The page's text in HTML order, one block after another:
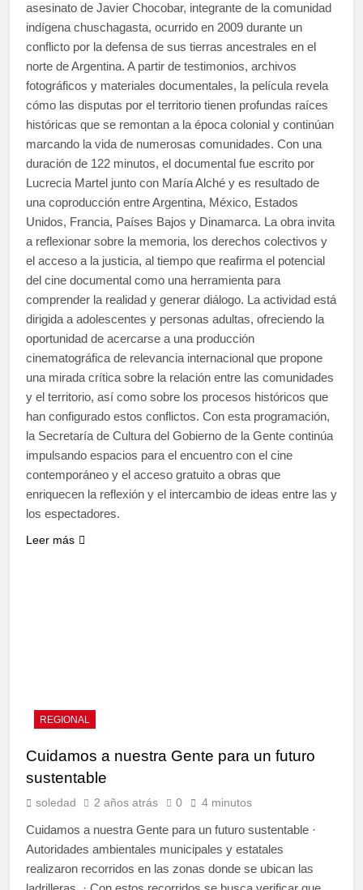
asesinato de Javier Chocobar, integrante de la comunidad
indígena chuschagasta, ocurrido en 2009 durante un
conflicto por la defensa de sus tierras ancestrales en el
norte de Argentina. A partir de testimonios, archivos
fotográficos y materiales documentales, la película revela
cómo las disputas por el territorio tienen profundas raíces
históricas que se remontan a la época colonial y continúan
marcando la vida de numerosas comunidades. Con una
duración de 122 minutos, el documental fue escrito por
Lucrecia Martel junto con María Alché y es resultado de
una coproducción entre Argentina, México, Estados
Unidos, Francia, Países Bajos y Dinamarca. La obra invita
a reflexionar sobre la memoria, los derechos colectivos y
el acceso a la justicia, al tiempo que reafirma el potencial
del cine documental como una herramienta para
comprender la realidad y generar diálogo. La actividad está
dirigida a adolescentes y personas adultas, ofreciendo la
oportunidad de acercarse a una producción
cinematográfica de relevancia internacional que propone
una mirada crítica sobre la relación entre las comunidades
y el territorio, así como sobre los procesos históricos que
han configurado estos conflictos. Con esta programación,
la Secretaría de Cultura del Gobierno de la Gente continúa
impulsando espacios para el encuentro con el cine
contemporáneo y el acceso gratuito a obras que
enriquecen la reflexión y el intercambio de ideas entre las y
los espectadores.
Leer más
REGIONAL
Cuidamos a nuestra Gente para un futuro
sustentable
soledad 2 años atrás 0 4 minutos
Cuidamos a nuestra Gente para un futuro sustentable ·
Autoridades ambientales municipales y estatales
realizaron recorridos en las zonas donde se ubican las